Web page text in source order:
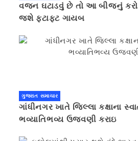
વજન ઘટાડવું છે તો આ બીજનું
જશે ફટાફટ ગાયબ
ગુજરાત સમાચાર
ગાંધીનગર ખાતે જિલ્લા કક્ષાના
ભવ્યાતિભવ્ય ઉજવણી કરાઇ